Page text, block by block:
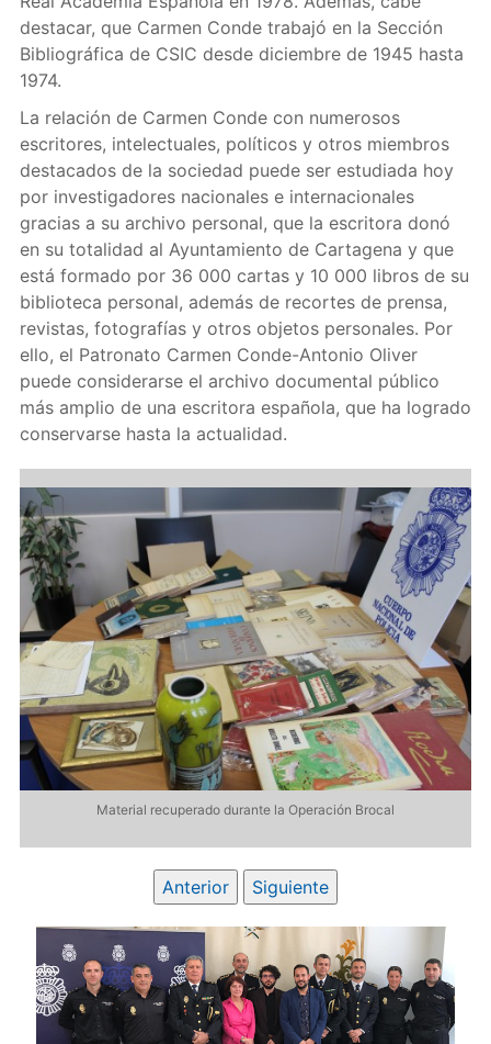
destacar, que Carmen Conde trabajó en la Sección
Bibliográfica de CSIC desde diciembre de 1945 hasta
1974.
La relación de Carmen Conde con numerosos
escritores, intelectuales, políticos y otros miembros
destacados de la sociedad puede ser estudiada hoy
por investigadores nacionales e internacionales
gracias a su archivo personal, que la escritora donó
en su totalidad al Ayuntamiento de Cartagena y que
está formado por 36 000 cartas y 10 000 libros de su
biblioteca personal, además de recortes de prensa,
revistas, fotografías y otros objetos personales. Por
ello, el Patronato Carmen Conde-Antonio Oliver
puede considerarse el archivo documental público
más amplio de una escritora española, que ha logrado
conservarse hasta la actualidad.
Material recuperado durante la Operación Brocal
Anterior Siguiente